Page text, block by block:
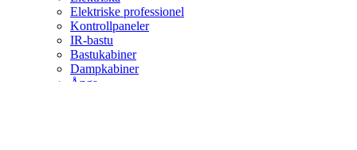
Elektriske professionel
Kontrollpaneler
IR-bastu
Bastukabiner
Dampkabiner
Ånga